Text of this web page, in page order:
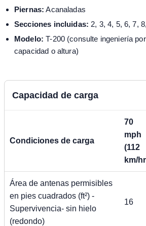
Piernas: Acanaladas
Secciones incluidas: 2, 3, 4, 5, 6, 7,
Modelo: T-200 (consulte ingeniería
capacidad o altura)
Capacidad de carga
Condiciones de carga
70
mph
(112
km/
Área de antenas permisibles
en pies cuadrados (ft²) -
Supervivencia- sin hielo
(redondo)
16